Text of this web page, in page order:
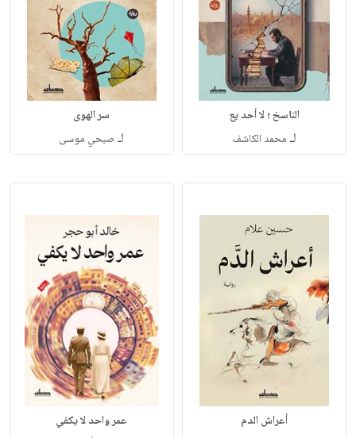
الناسخ ؛ لا أحد يع
لـ محمد الكاشف
سر الهوى
لـ صبحي موسى
أعراش الدم عمر واحد لا يكفي